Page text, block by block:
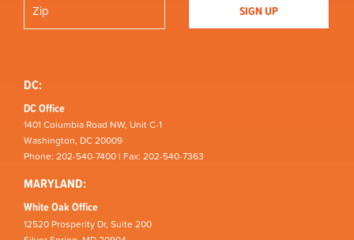
DC:
DC Office
1401 Columbia Road NW, Unit C-1
Washington, DC 20009
Phone: 202-540-7400 | Fax: 202-540-7363
MARYLAND:
White Oak Office
12520 Prosperity Dr, Suite 200